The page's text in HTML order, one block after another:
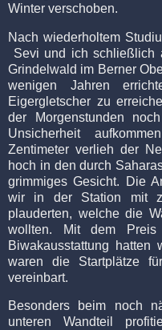
Winter verschoben.
Nach wiederholtem
Sevi und ich schließlich
Grindelwald im Berner
wenigen Jahren
Eigergletscher zu
der Morgenstunden
Unsicherheit
Zentimeter verlieh der
hoch in den durch
grimmiges Gesicht. Die
wir in der Station mit
plauderten, welche die
wollten. Mit dem
Biwakausstattung
waren die Startplätze
vereinbart.
Besonders beim noch
unteren Wandteil